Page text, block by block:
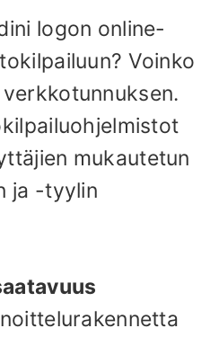
logon online-
Voinko
mukautetun
ja -tyylin